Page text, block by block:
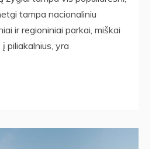
tampa nacionaliniu
ir regioniniai parkai, miškai
piliakalnius, yra